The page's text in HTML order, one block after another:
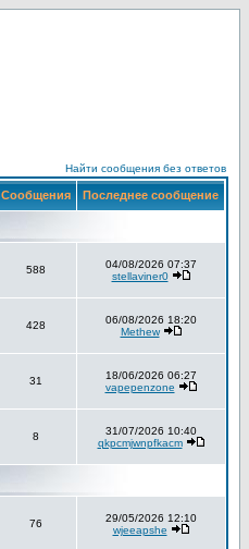
Найти сообщения без ответов
Сообщения Последнее сообщение
588
04/08/2026 07:37
stellaviner0
428
06/08/2026 18:20
Methew
31
18/06/2026 06:27
vapepenzone
8
31/07/2026 10:40
qkpcmjwnpfkacm
76
29/05/2026 12:10
wjeeapshe